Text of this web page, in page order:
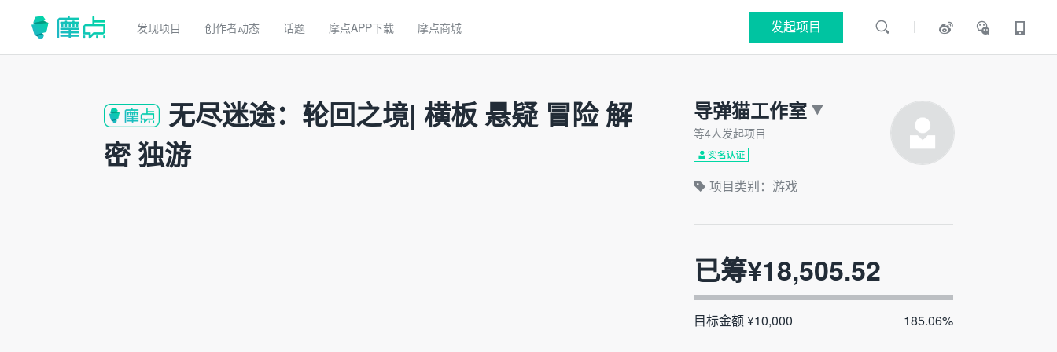
发现项目 创作者动态 话题 摩点APP下载 摩点商城 发起项目
无尽迷途：轮回之境| 横板 悬疑 冒险 解
密 独游
导弹猫工作室
等4人发起项目
项目类别：游戏
已筹¥18,505.52
目标金额 ¥10,000 185.06%